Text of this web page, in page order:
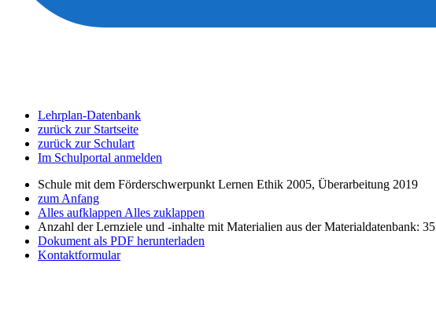
Lehrplan-Datenbank
zurück zur Startseite
zurück zur Schulart
Im Schulportal anmelden
Schule mit dem Förderschwerpunkt Lernen Ethik 2005, Überarbeitung 2019
zum Anfang
Alles aufklappen Alles zuklappen
Anzahl der Lernziele und -inhalte mit Materialien aus der Materialdatenbank: 35
Dokument als PDF herunterladen
Kontaktformular